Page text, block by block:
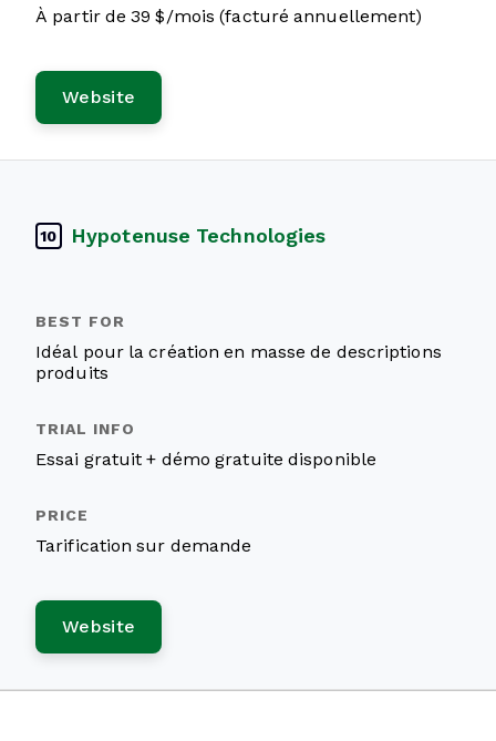
À partir de 39 $/mois (facturé annuellement)
Website
10 Hypotenuse Technologies
Idéal pour la création en masse de descriptions
produits
Essai gratuit + démo gratuite disponible
Tarification sur demande
Website